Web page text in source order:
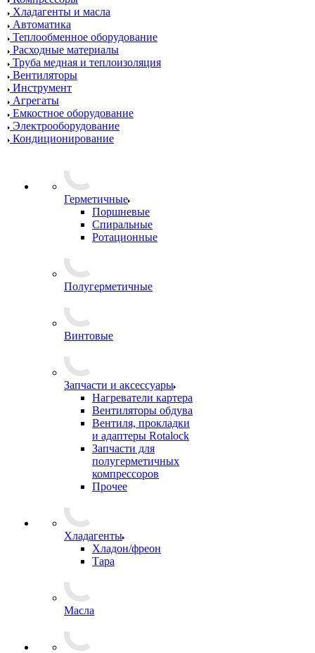
Хладагенты и масла
Автоматика
Теплообменное оборудование
Расходные материалы
Труба медная и теплоизоляция
Вентиляторы
Инструмент
Агрегаты
Емкостное оборудование
Электрооборудование
Кондиционирование
Герметичные
Поршневые
Спиральные
Ротационные
Полугерметичные
Винтовые
Запчасти и аксессуары
Нагреватели картера
Вентиляторы обдува
Вентиля, прокладки
и адаптеры Rotalock
Запчасти для
полугерметичных
компрессоров
Прочее
Хладагенты
Хладон/фреон
Тара
Масла